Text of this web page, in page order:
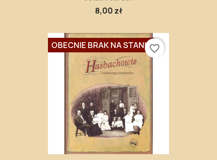
8,00 zł
OBECNIE BRAK NA STANIEfavorite_border